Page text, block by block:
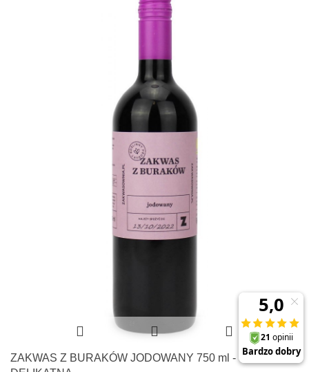
ZAKWAS Z BURAKÓW JODOWANY 750 ml -